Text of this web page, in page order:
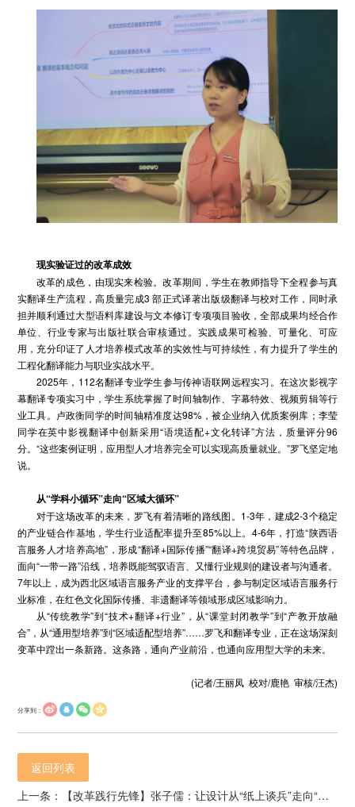
现实验证过的改革成效
改革的成色，由现实来检验。改革期间，学生在教师指导下全程参与真
实翻译生产流程，高质量完成3 部正式译著出版级翻译与校对工作，同时承
担并顺利通过大型语料库建设与文本修订专项项目验收，全部成果均经合作
单位、行业专家与出版社联合审核通过。实践成果可检验、可量化、可应
用，充分印证了人才培养模式改革的实效性与可持续性，有力提升了学生的
工程化翻译能力与职业实战水平。
2025年，112名翻译专业学生参与传神语联网远程实习。在这次影视字
幕翻译专项实习中，学生系统掌握了时间轴制作、字幕特效、视频剪辑等行
业工具。卢政衡同学的时间轴精准度达98%，被企业纳入优质案例库；李莹
同学在英中影视翻译中创新采用“语境适配+文化转译”方法，质量评分96
分。“这些案例证明，应用型人才培养完全可以实现高质量就业。”罗飞坚定地
说。
从“学科小循环”走向“区域大循环”
对于这场改革的未来，罗飞有着清晰的路线图。1-3年，建成2-3个稳定
的产业链合作基地，学生行业适配率提升至85%以上。4-6年，打造“陕西语
言服务人才培养高地”，形成“翻译+国际传播”“翻译+跨境贸易”等特色品牌，
面向“一带一路”沿线，培养既能驾驭语言、又懂行业规则的建设者与沟通者。
7年以上，成为西北区域语言服务产业的支撑平台，参与制定区域语言服务行
业标准，在红色文化国际传播、非遗翻译等领域形成区域影响力。
从“传统教学”到“技术+翻译+行业”，从“课堂封闭教学”到“产教开放融
合”，从“通用型培养”到“区域适配型培养”……罗飞和翻译专业，正在这场深刻
变革中蹚出一条新路。这条路，通向产业前沿，也通向应用型大学的未来。
(记者/王丽凤 校对/鹿艳 审核/汪杰)
分享到：
返回列表
上一条：【改革践行先锋】张子儒：让设计从“纸上谈兵”走向“项目落地”